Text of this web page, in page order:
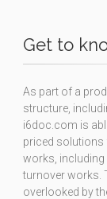
Get to
As part of a
structure,
i6doc.com is
priced solutions
works,
turnover works.
overlooked by